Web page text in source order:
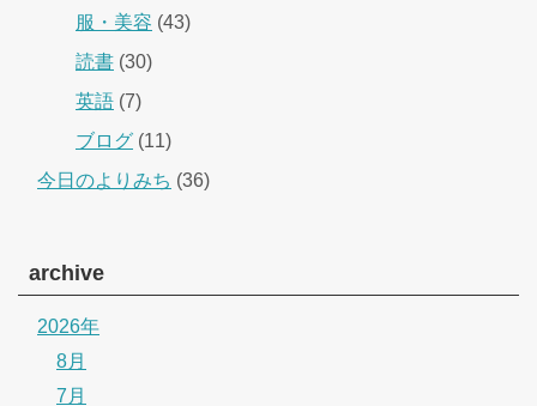
服・美容 (43)
読書 (30)
英語 (7)
ブログ (11)
今日のよりみち (36)
archive
2026年
8月
7月